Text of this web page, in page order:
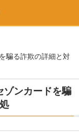
騙る詐欺の詳細と対
ゾンカードを騙